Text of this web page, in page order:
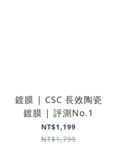
鍍膜 | CSC 長效陶瓷
鍍膜 | 評測No.1
NT$1,199
NT$1,799